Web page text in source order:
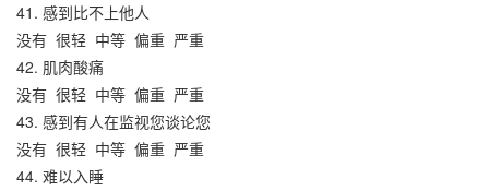
41. 感到比不上他人
没有 很轻 中等 偏重 严重
42. 肌肉酸痛
没有 很轻 中等 偏重 严重
43. 感到有人在监视您谈论您
没有 很轻 中等 偏重 严重
44. 难以入睡